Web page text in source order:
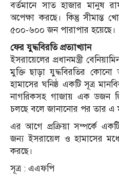
বর্তমানে সাত হাজার মানুষ
অপেক্ষা করছে। কিন্তু সীমান্ত
৫০০-৬০০ জন পারাপার হয়েছে।
ফের যুদ্ধবিরতি প্রত্যাখ্যান
ইসরায়েলের প্রধানমন্ত্রী
মুক্তি ছাড়া যুদ্ধবিরতির কোনো
হামাসের ঘনিষ্ঠ একটি সূত্র
নাগরিকসহ গাজায় এক ডজন
চলছে বলে জানানোর পর তার এ
এর আগে প্রক্রিয়া সম্পর্কে
জন্য ইসরায়েল ও হামাসের
করছে।
সূত্র : এএফপি